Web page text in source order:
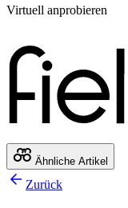
Virtuell anprobieren
Ähnliche Artikel
Zurück